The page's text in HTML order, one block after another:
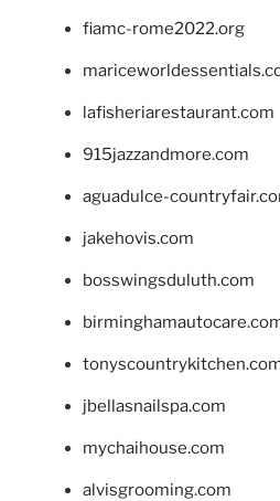
fiamc-rome2022.org
lafisheriarestaurant.com
915jazzandmore.com
aguadulce-
jakehovis.com
bosswingsduluth.com
jbellasnailspa.com
mychaihouse.com
alvisgrooming.com